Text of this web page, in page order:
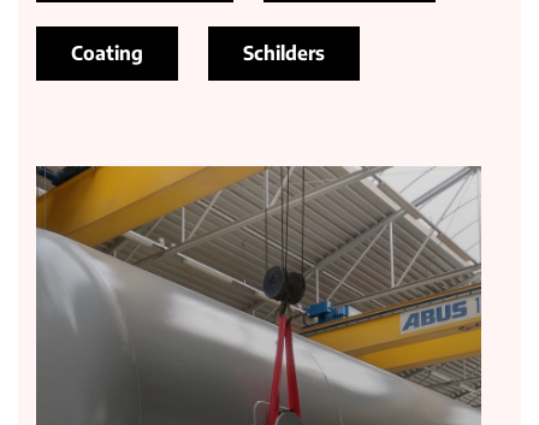
Coating Schilders